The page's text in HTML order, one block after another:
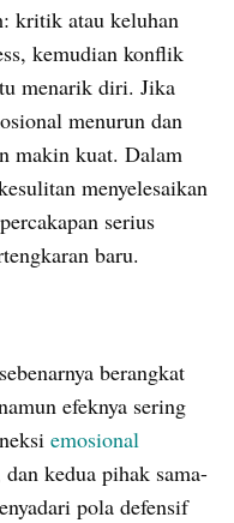
kritik atau keluhan
kemudian konflik
menarik diri. Jika
menurun dan
makin kuat. Dalam
menyelesaikan
serius
baru.
berangkat
efeknya sering
emosional
kedua pihak sama-
pola defensif